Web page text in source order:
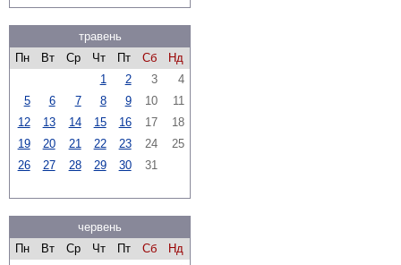
травень
Пн
Вт Ср Чт Пт Сб
Нд
1
2 3
4
5
6 7 8 9 10
11
12
13 14 15 16 17
18
19
20 21 22 23 24
25
26
27 28 29 30 31
червень
Пн
Вт Ср Чт Пт Сб
Нд